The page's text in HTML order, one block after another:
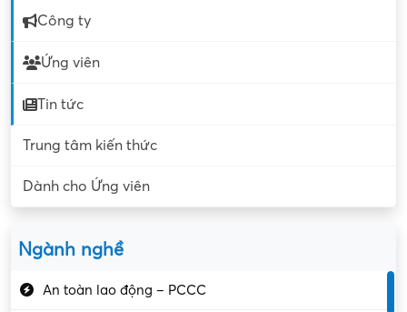
Công ty
Ứng viên
Tin tức
Trung tâm kiến thức
Dành cho Ứng viên
Ngành nghề
An toàn lao động – PCCC